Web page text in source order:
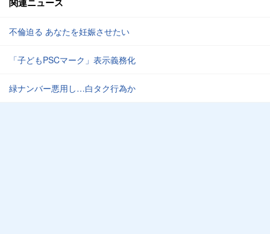
不倫迫る あなたを妊娠させたい
「子どもPSCマーク」表示義務化
緑ナンバー悪用し…白タク行為か